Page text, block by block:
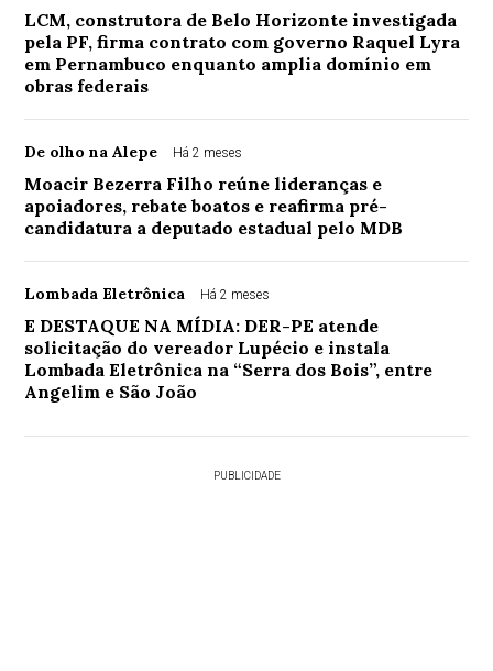
LCM, construtora de Belo Horizonte investigada
pela PF, firma contrato com governo Raquel Lyra
em Pernambuco enquanto amplia domínio em
obras federais
De olho na Alepe Há 2 meses
Moacir Bezerra Filho reúne lideranças e
apoiadores, rebate boatos e reafirma pré-
candidatura a deputado estadual pelo MDB
Lombada Eletrônica Há 2 meses
E DESTAQUE NA MÍDIA: DER-PE atende
solicitação do vereador Lupécio e instala
Lombada Eletrônica na “Serra dos Bois”, entre
Angelim e São João
PUBLICIDADE